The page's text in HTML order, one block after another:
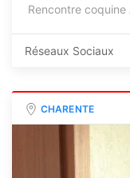
Rencontre coquine
Réseaux Sociaux
CHARENTE